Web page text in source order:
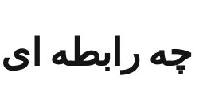
چه رابطه